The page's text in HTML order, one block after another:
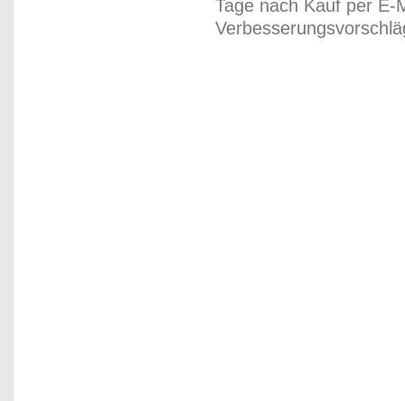
Tage nach Kauf per E-